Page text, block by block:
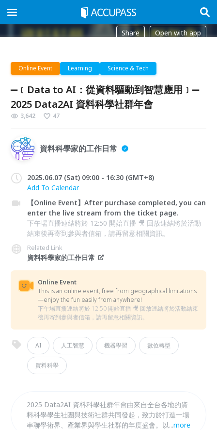
Share Open with app
Online Event Learning Science & Tech
═﹝Data to AI：從資料驅動到智慧應用﹞═
2025 Data2AI 資料科學社群年會
3,642 47
資料科學家的工作日常
2025.06.07 (Sat) 09:00 - 16:30 (GMT+8)
Add To Calendar
【Online Event】After purchase completed, you can
enter the live stream from the ticket page.
下午場直播連結將於 12:50 開始直播 🎥 回放連結將於活動
結束後再寄到參與者信箱，請再留意相關資訊。
Related Link
資料科學家的工作日常
Online Event
This is an online event, free from geographical limitations
—enjoy the fun easily from anywhere!
下午場直播連結將於 12:50 開始直播 🎥 回放連結將於活動結束
後再寄到參與者信箱，請再留意相關資訊。
AI 人工智慧 機器學習 數位轉型
資料科學
2025 Data2AI 資料科學社群年會由來自全台各地的資
料科學學生社團與技術社群共同發起，致力於打造一場
串聯學術界、產業界與學生社群的年度盛會。以...more